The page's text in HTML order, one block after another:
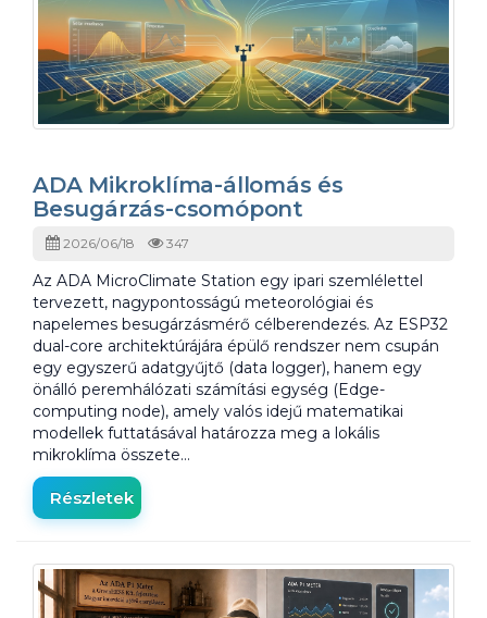
ADA Mikroklíma-állomás és
Besugárzás-csomópont
2026/06/18 347
Az ADA MicroClimate Station egy ipari szemlélettel
tervezett, nagypontosságú meteorológiai és
napelemes besugárzásmérő célberendezés. Az ESP32
dual-core architektúrájára épülő rendszer nem csupán
egy egyszerű adatgyűjtő (data logger), hanem egy
önálló peremhálózati számítási egység (Edge-
computing node), amely valós idejű matematikai
modellek futtatásával határozza meg a lokális
mikroklíma összete…
Részletek